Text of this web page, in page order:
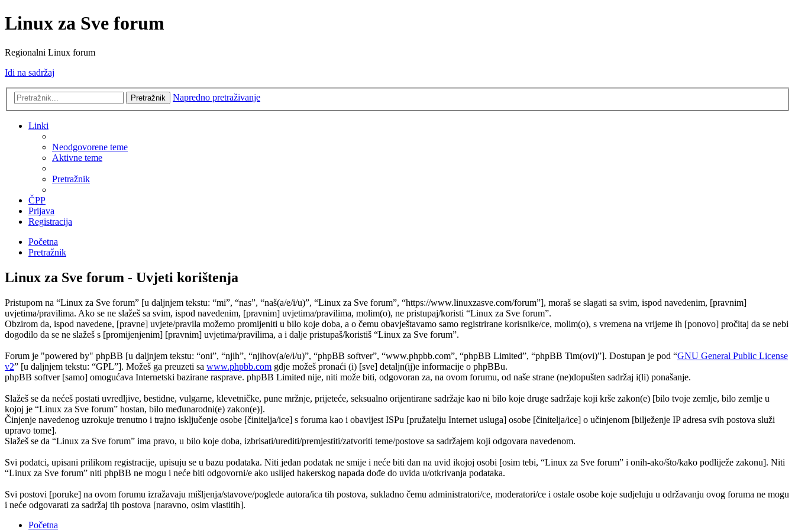
Linux za Sve forum
Regionalni Linux forum
Idi na sadržaj
Pretražnik Napredno pretraživanje
Linki
Neodgovorene teme
Aktivne teme
Pretražnik
ČPP
Prijava
Registracija
Početna
Pretražnik
Linux za Sve forum - Uvjeti korištenja
Pristupom na “Linux za Sve forum” [u daljnjem tekstu: “mi”, “nas”, “naš(a/e/i/u)”, “Linux za Sve forum”, “https://www.linuxzasve.com/forum”], moraš se slagati sa svim, ispod navedenim, [pravnim]
uvjetima/pravilima. Ako se ne slažeš sa svim, ispod navedenim, [pravnim] uvjetima/pravilima, molim(o), ne pristupaj/koristi “Linux za Sve forum”.
Obzirom da, ispod navedene, [pravne] uvjete/pravila možemo promijeniti u bilo koje doba, a o čemu obavještavamo samo registrirane korisnike/ce, molim(o), s vremena na vrijeme ih [ponovo] pročitaj da se nebi
dogodilo da se ne slažeš s [promijenjenim] [pravnim] uvjetima/pravilima, a i dalje pristupaš/koristiš “Linux za Sve forum”.
Forum je "powered by" phpBB [u daljnjem tekstu: “oni”, “njih”, “njihov(a/e/i/u)”, “phpBB softver”, “www.phpbb.com”, “phpBB Limited”, “phpBB Tim(ovi)”]. Dostupan je pod “GNU General Public License
v2” [u daljnjem tekstu: “GPL”]. Možeš ga preuzeti sa www.phpbb.com gdje možeš pronaći (i) [sve] detaljn(ij)e informacije o phpBBu.
phpBB softver [samo] omogućava Internetski bazirane rasprave. phpBB Limited nije, niti može biti, odgovoran za, na ovom forumu, od naše strane (ne)dopušten sadržaj i(li) ponašanje.
Slažeš se da nećeš postati uvredljive, bestidne, vulgarne, klevetničke, pune mržnje, prijeteće, seksualno orijentirane sadržaje kao ni bilo koje druge sadržaje koji krše zakon(e) [bilo tvoje zemlje, bilo zemlje u
kojoj je “Linux za Sve forum” hostan, bilo međunarodni(e) zakon(e)].
Činjenje navedenog uzrokuje trenutno i trajno isključenje osobe [činitelja/ice] s foruma kao i obavijest ISPu [pružatelju Internet usluga] osobe [činitelja/ice] o učinjenom [bilježenje IP adresa svih postova služi
upravo tome].
Slažeš se da “Linux za Sve forum” ima pravo, u bilo koje doba, izbrisati/urediti/premjestiti/zatvoriti teme/postove sa sadržajem koji odgovara navedenom.
Svi podatci, upisani prilikom registracije, upisuju se u bazu podataka. Niti jedan podatak ne smije i neće biti dan na uvid ikojoj osobi [osim tebi, “Linux za Sve forum” i onih-ako/što/kako podliježe zakonu]. Niti
“Linux za Sve forum” niti phpBB ne mogu i neće biti odgovorni/e ako uslijed hakerskog napada dođe do uvida u/otkrivanja podataka.
Svi postovi [poruke] na ovom forumu izražavaju mišljenja/stavove/poglede autora/ica tih postova, sukladno čemu administratori/ce, moderatori/ce i ostale osobe koje sudjeluju u održavanju ovog foruma ne mogu
i neće odgovarati za sadržaj tih postova [naravno, osim vlastitih].
Početna